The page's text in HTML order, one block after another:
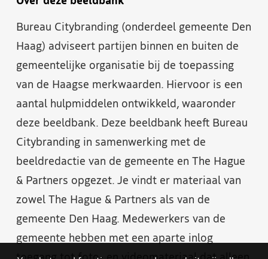
Bureau Citybranding (onderdeel gemeente Den
Haag) adviseert partijen binnen en buiten de
gemeentelijke organisatie bij de toepassing
van de Haagse merkwaarden. Hiervoor is een
aantal hulpmiddelen ontwikkeld, waaronder
deze beeldbank. Deze beeldbank heeft Bureau
Citybranding in samenwerking met de
beeldredactie van de gemeente en The Hague
& Partners opgezet. Je vindt er materiaal van
zowel The Hague & Partners als van de
gemeente Den Haag. Medewerkers van de
gemeente hebben met een aparte inlog